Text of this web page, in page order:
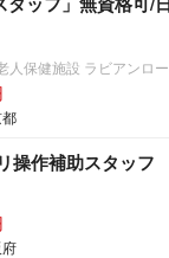
人保健施設 ラビアンロ
操作補助スタッフ